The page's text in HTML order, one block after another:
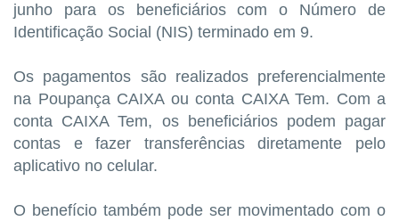
junho para os beneficiários com o Número de
Identificação Social (NIS) terminado em 9.
Os pagamentos são realizados preferencialmente
na Poupança CAIXA ou conta CAIXA Tem. Com a
conta CAIXA Tem, os beneficiários podem pagar
contas e fazer transferências diretamente pelo
aplicativo no celular.
O benefício também pode ser movimentado com o